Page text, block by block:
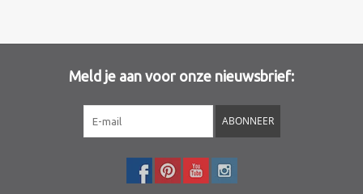
Meld je aan voor onze nieuwsbrief:
ABONNEER